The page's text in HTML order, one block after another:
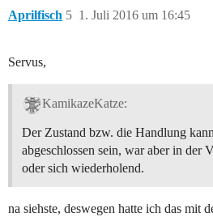
Aprilfisch 1. Juli 2016 um 16:45
5
Servus,
KamikazeKatze:
Der Zustand bzw. die Handlung
abgeschlossen sein, war aber in der
oder sich wiederholend.
na siehste, deswegen hatte ich das mit